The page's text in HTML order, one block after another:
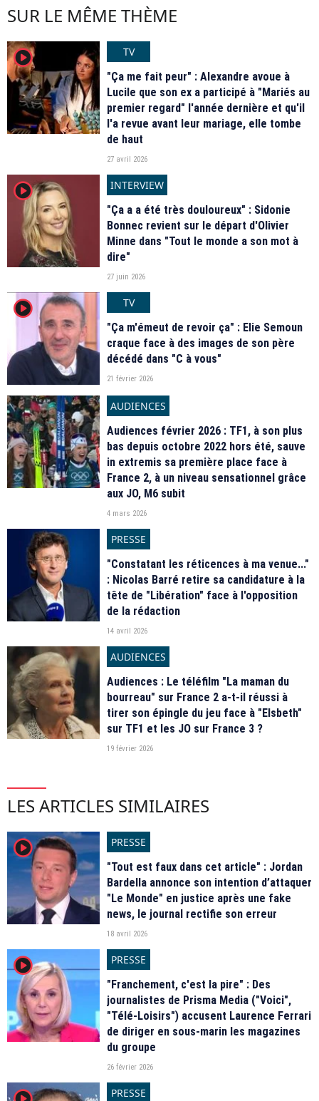
SUR LE MÊME THÈME
player2
TV
"Ça me fait peur" : Alexandre avoue à
Lucile que son ex a participé à "Mariés au
premier regard" l'année dernière et qu'il
l'a revue avant leur mariage, elle tombe
de haut
27 avril 2026
player2
INTERVIEW
"Ça a a été très douloureux" : Sidonie
Bonnec revient sur le départ d'Olivier
Minne dans "Tout le monde a son mot à
dire"
27 juin 2026
player2
TV
"Ça m'émeut de revoir ça" : Elie Semoun
craque face à des images de son père
décédé dans "C à vous"
21 février 2026
AUDIENCES
Audiences février 2026 : TF1, à son plus
bas depuis octobre 2022 hors été, sauve
in extremis sa première place face à
France 2, à un niveau sensationnel grâce
aux JO, M6 subit
4 mars 2026
PRESSE
"Constatant les réticences à ma venue..."
: Nicolas Barré retire sa candidature à la
tête de "Libération" face à l'opposition
de la rédaction
14 avril 2026
AUDIENCES
Audiences : Le téléfilm "La maman du
bourreau" sur France 2 a-t-il réussi à
tirer son épingle du jeu face à "Elsbeth"
sur TF1 et les JO sur France 3 ?
19 février 2026
LES ARTICLES SIMILAIRES
player2
PRESSE
"Tout est faux dans cet article" : Jordan
Bardella annonce son intention d’attaquer
"Le Monde" en justice après une fake
news, le journal rectifie son erreur
18 avril 2026
player2
PRESSE
"Franchement, c'est la pire" : Des
journalistes de Prisma Media ("Voici",
"Télé-Loisirs") accusent Laurence Ferrari
de diriger en sous-marin les magazines
du groupe
26 février 2026
PRESSE